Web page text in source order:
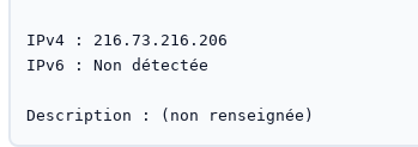
IPv4 : 216.73.216.206
IPv6 : Non détectée
Description : (non renseignée)